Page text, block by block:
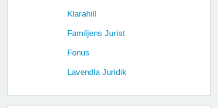
Klarahill
Familjens Jurist
Fonus
Lavendla Juridik